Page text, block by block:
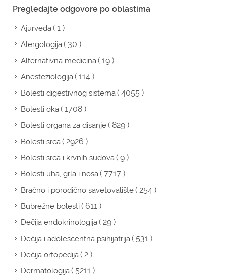
Pregledajte odgovore po oblastima
Ajurveda( 1 )
Alergologija( 30 )
Alternativna medicina( 19 )
Anesteziologija( 114 )
Bolesti digestivnog sistema( 4055 )
Bolesti oka( 1708 )
Bolesti organa za disanje( 829 )
Bolesti srca( 2926 )
Bolesti srca i krvnih sudova( 9 )
Bolesti uha, grla i nosa( 7717 )
Bračno i porodično savetovalište( 254 )
Bubrežne bolesti( 611 )
Dečija endokrinologija( 29 )
Dečija i adolescentna psihijatrija( 531 )
Dečija ortopedija( 2 )
Dermatologija( 5211 )